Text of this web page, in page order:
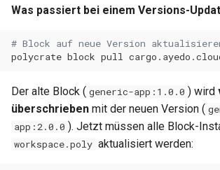
Was passiert bei einem Versions-
# Block auf neue Version
polycrate block pull
Der alte Block ( generic-app:1.0.0 ) wird
überschrieben mit der neuen Version (
app:2.0.0 ). Jetzt müssen alle Block-
workspace.poly aktualisiert werden: